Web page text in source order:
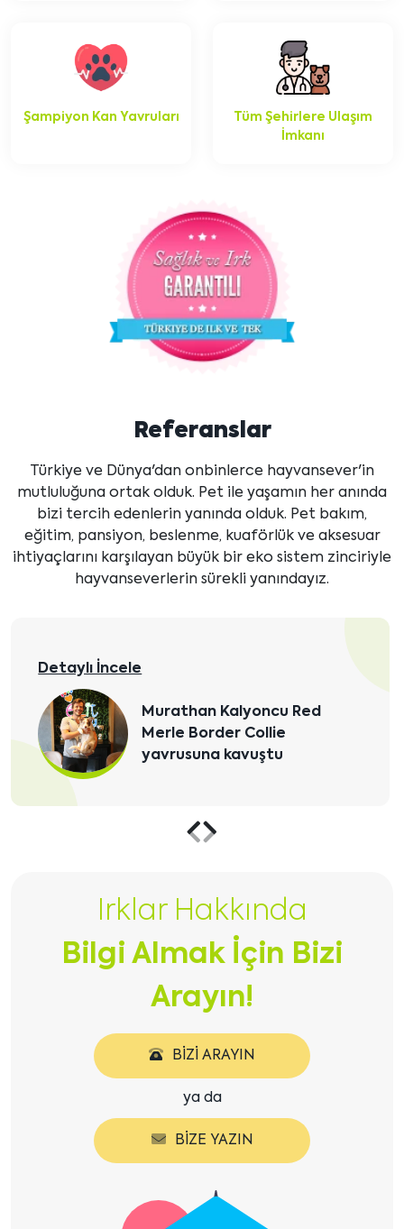
Şampiyon Kan Yavruları
Tüm Şehirlere Ulaşım
İmkanı
Referanslar
Türkiye ve Dünya'dan onbinlerce hayvansever'in
mutluluğuna ortak olduk. Pet ile yaşamın her anında
bizi tercih edenlerin yanında olduk. Pet bakım,
eğitim, pansiyon, beslenme, kuaförlük ve aksesuar
ihtiyaçlarını karşılayan büyük bir eko sistem zinciriyle
hayvanseverlerin sürekli yanındayız.
Detaylı İncele
Bilal Bey ve ailesinin yeni
üyesi krem beyaz Border
Collie
Önceki
göster
göster
Irklar Hakkında
Bilgi Almak İçin Bizi
Arayın!
BIZI ARAYIN
ya da
BIZE YAZIN